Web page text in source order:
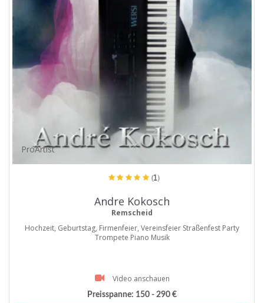
ProArtist
(1)
Andre Kokosch
Remscheid
Hochzeit, Geburtstag, Firmenfeier, Vereinsfeier Straßenfest Party
Trompete Piano Musik
Video anschauen
Preisspanne: 150 - 290 €